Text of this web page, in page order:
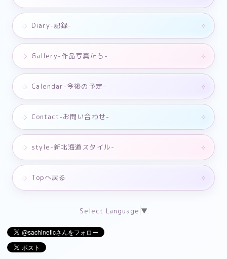
Diary-記録-
Gallery-作品写真たち-
Calendar-今後の予定-
Contact-お問い合わせ-
style-新北海道スタイル-
Topへ戻る
Select Language ▼